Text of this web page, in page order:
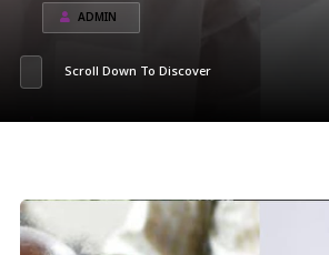
ADMIN
Scroll Down To Discover